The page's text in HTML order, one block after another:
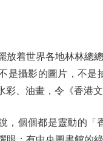
着世界各地林林總
是攝影的圖片，不
彩、油畫，令《香港
個個都是靈動的「